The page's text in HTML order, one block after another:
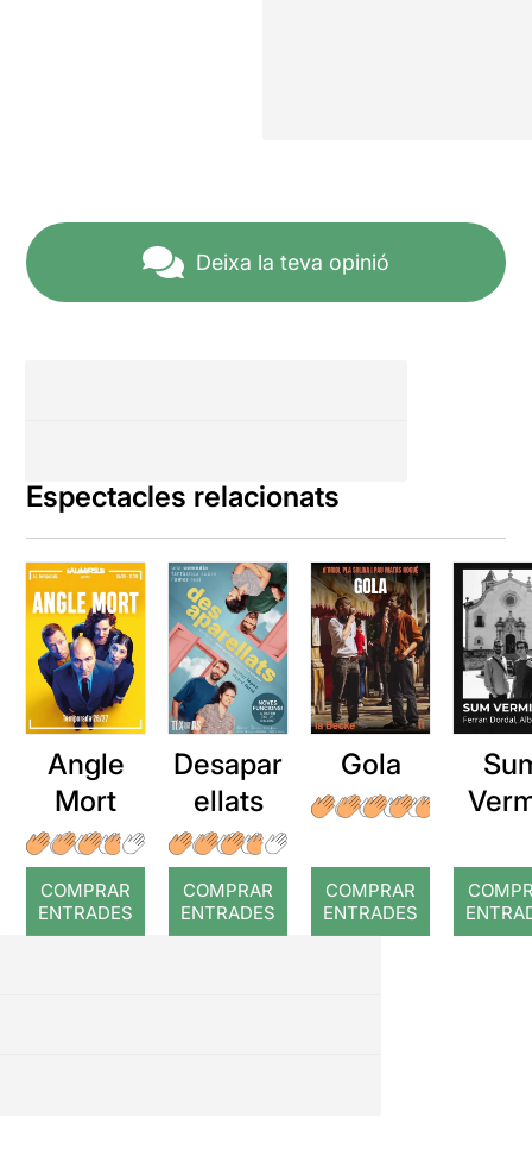
Deixa la teva opinió
Espectacles relacionats
Angle
Mort
COMPRAR
ENTRADES
Desapar
ellats
COMPRAR
ENTRADES
Gola
COMPRAR
ENTRADES